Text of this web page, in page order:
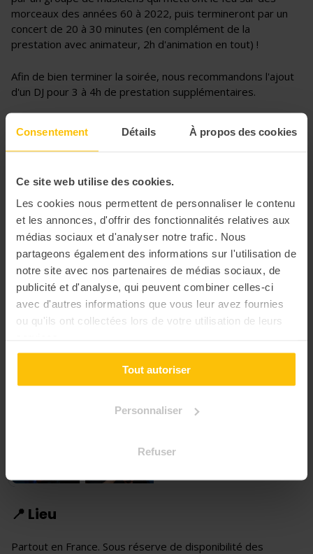
Consentement Détails À propos des cookies
Ce site web utilise des cookies.
Les cookies nous permettent de personnaliser le contenu
et les annonces, d'offrir des fonctionnalités relatives aux
médias sociaux et d'analyser notre trafic. Nous
partageons également des informations sur l'utilisation de
notre site avec nos partenaires de médias sociaux, de
publicité et d'analyse, qui peuvent combiner celles-ci
avec d'autres informations que vous leur avez fournies
ou qu'ils ont collectées lors de votre utilisation de leurs
Tout autoriser
Personnaliser
Refuser
morceaux des années 60 à 2022, puis termineront par un
concert de 20 à 30 minutes (en complément de la
prestation avec animateur, 2h d'animation en tout) !
Afin de bien terminer la soirée, nous recommandons l'ajout
d'un DJ pour 3 à 4h de prestation supplémentaires.
📍 Lieu
Partout en France. Sous réserve de disponibilité des